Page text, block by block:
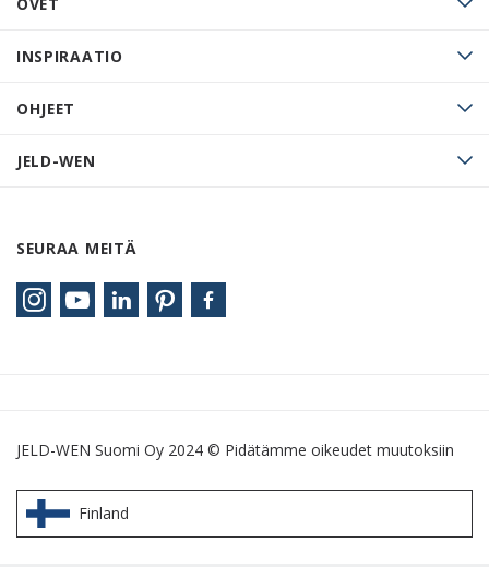
INSPIRAATIO
OHJEET
JELD-WEN
SEURAA MEITÄ
JELD-WEN Suomi Oy 2024 © Pidätämme oikeudet muutoksiin
Finland